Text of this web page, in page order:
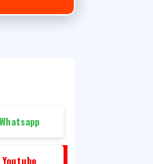
Whatsapp
Youtube